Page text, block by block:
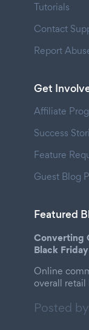
Tutorials
Contact
Report
Get
Affiliate
Success
Feature
Guest Blog
Featured
Converting
Black
Online
overall retail
Posted